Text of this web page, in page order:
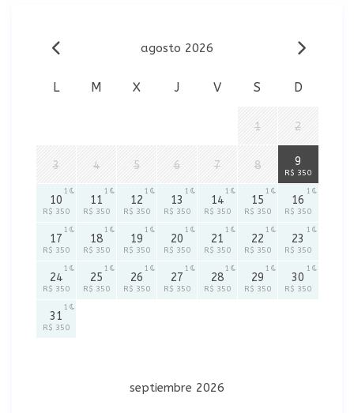
agosto 2026
L M X J V S D
1 2
3 4 5 6 7 8 9
R$ 350
10
R$ 350
1
11
R$ 350
1
12
R$ 350
1
13
R$ 350
1
14
R$ 350
1
15
R$ 350
1
16
R$ 350
1
17
R$ 350
1
18
R$ 350
1
19
R$ 350
1
20
R$ 350
1
21
R$ 350
1
22
R$ 350
1
23
R$ 350
1
24
R$ 350
1
25
R$ 350
1
26
R$ 350
1
27
R$ 350
1
28
R$ 350
1
29
R$ 350
1
30
R$ 350
1
31
R$ 350
1
septiembre 2026